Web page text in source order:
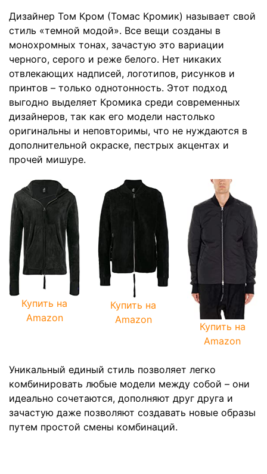
Дизайнер Том Кром (Томас Кромик) называет свой
стиль «темной модой». Все вещи созданы в
монохромных тонах, зачастую это вариации
черного, серого и реже белого. Нет никаких
отвлекающих надписей, логотипов, рисунков и
принтов – только однотонность. Этот подход
выгодно выделяет Кромика среди современных
дизайнеров, так как его модели настолько
оригинальны и неповторимы, что не нуждаются в
дополнительной окраске, пестрых акцентах и
прочей мишуре.
Купить на
Amazon
Купить на
Amazon
Купить на
Amazon
Уникальный единый стиль позволяет легко
комбинировать любые модели между собой – они
идеально сочетаются, дополняют друг друга и
зачастую даже позволяют создавать новые образы
путем простой смены комбинаций.